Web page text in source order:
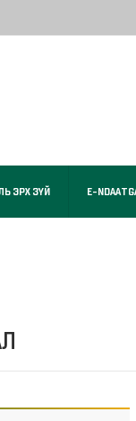
ЭРХ ЗҮЙ E-